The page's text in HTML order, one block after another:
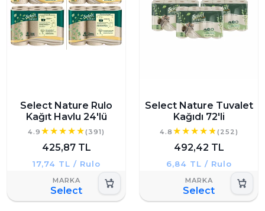
Select Nature Rulo
Kağıt Havlu 24'lü
4.9 (391)
425,87 TL
17,74 TL / Rulo
Select
Select Nature Tuvalet
Kağıdı 72'li
4.8 (252)
492,42 TL
6,84 TL / Rulo
Select